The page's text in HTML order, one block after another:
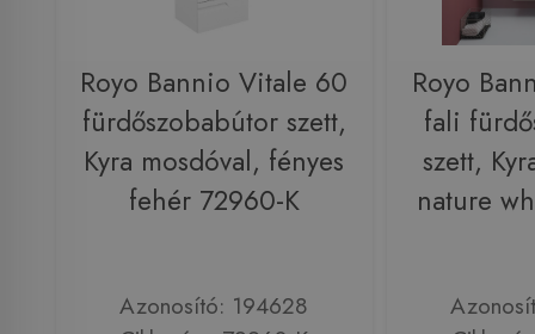
Royo Bannio Vitale 60
fürdőszobabútor szett,
Kyra mosdóval, fényes
fehér 72960-K
Azonosító: 194628
Royo
fali
szett,
nature